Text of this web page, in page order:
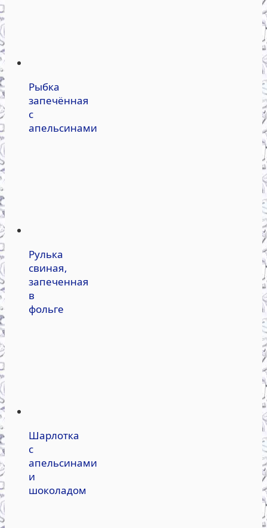
Рыбка
запечённая
с
апельсинами
Рулька
свиная,
запеченная
в
фольге
Шарлотка
с
апельсинами
и
шоколадом